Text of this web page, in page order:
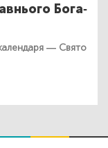
Бога-
— Свято